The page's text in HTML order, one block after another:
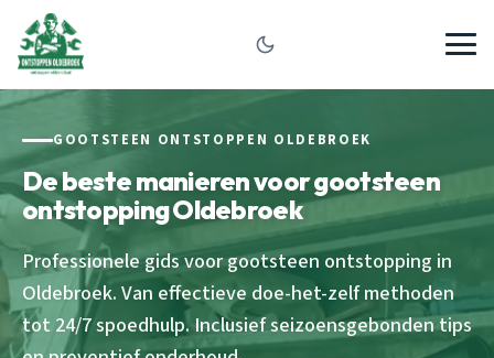
GOOTSTEEN ONTSTOPPEN OLDEBROEK
De beste manieren voor gootsteen
ontstopping Oldebroek
Professionele gids voor gootsteen ontstopping in
Oldebroek. Van effectieve doe-het-zelf methoden
tot 24/7 spoedhulp. Inclusief seizoensgebonden tips